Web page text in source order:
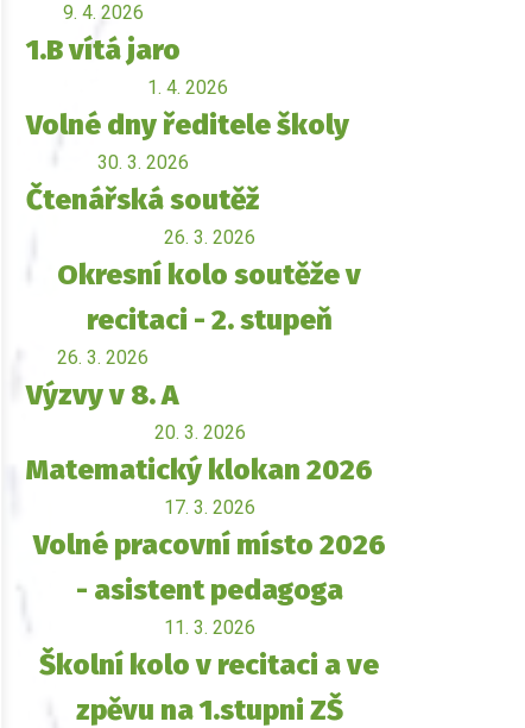
9. 4. 2026
1.B vítá jaro
1. 4. 2026
Volné dny ředitele školy
30. 3. 2026
Čtenářská soutěž
26. 3. 2026
Okresní kolo soutěže v
recitaci - 2. stupeň
26. 3. 2026
Výzvy v 8. A
20. 3. 2026
Matematický klokan 2026
17. 3. 2026
Volné pracovní místo 2026
- asistent pedagoga
11. 3. 2026
Školní kolo v recitaci a ve
zpěvu na 1.stupni ZŠ